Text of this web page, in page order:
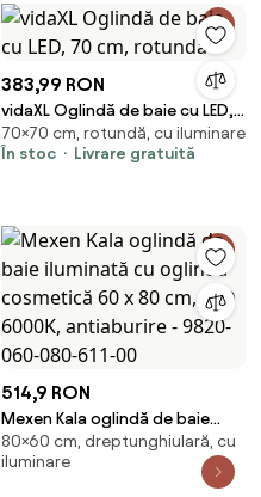
383,99 RON
vidaXL Oglindă de baie cu LED,
70 cm, rotundă
70×70 cm, rotundă, cu iluminare
În stoc
Livrare gratuită
514,9 RON
Mexen Kala oglindă de baie
iluminată cu oglindă cosmetică
60 x 80 cm, LED 6000K,
antiaburire - 9820-060-080-
80×60 cm, dreptunghiulară, cu
iluminare